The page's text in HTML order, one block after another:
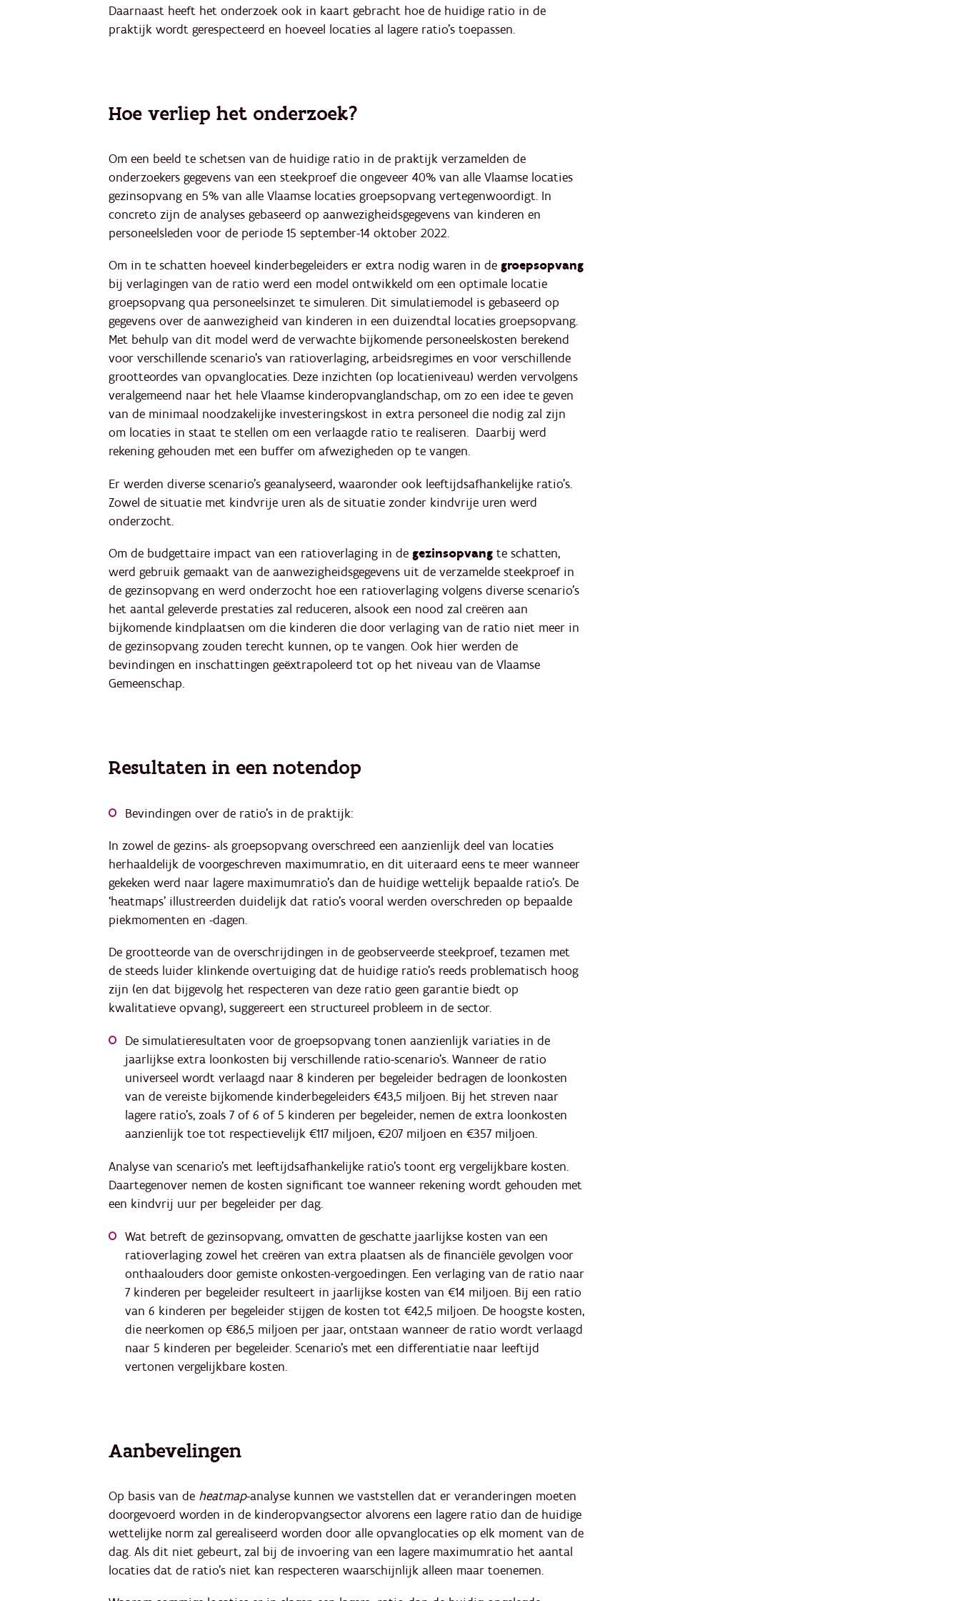
Daarnaast heeft het onderzoek ook in kaart gebracht hoe de huidige ratio in de
praktijk wordt gerespecteerd en hoeveel locaties al lagere ratio’s toepassen.
Hoe verliep het onderzoek?
Om een beeld te schetsen van de huidige ratio in de praktijk verzamelden de
onderzoekers gegevens van een steekproef die ongeveer 40% van alle Vlaamse locaties
gezinsopvang en 5% van alle Vlaamse locaties groepsopvang vertegenwoordigt. In
concreto zijn de analyses gebaseerd op aanwezigheidsgegevens van kinderen en
personeelsleden voor de periode 15 september-14 oktober 2022.
Om in te schatten hoeveel kinderbegeleiders er extra nodig waren in de groepsopvang
bij verlagingen van de ratio werd een model ontwikkeld om een optimale locatie
groepsopvang qua personeelsinzet te simuleren. Dit simulatiemodel is gebaseerd op
gegevens over de aanwezigheid van kinderen in een duizendtal locaties groepsopvang­.
Met behulp van dit model werd de verwachte bijkomende personeelskosten berekend
voor verschillende scenario's van ratioverlaging, arbeids­regimes en voor verschillende
grootteordes van opvanglocaties. Deze inzichten (op locatieniveau) werden vervolgens
veralgemeend naar het hele Vlaamse kinderopvanglandschap, om zo een idee te geven
van de minimaal noodzakelijke investeringskost in extra personeel die nodig zal zijn
om locaties in staat te stellen om een verlaagde ratio te realiseren. Daarbij werd
rekening gehouden met een buffer om afwezigheden op te vangen.
Er werden diverse scenario’s geanalyseerd, waaronder ook leeftijdsafhankelijke ratio’s.
Zowel de situatie met kindvrije uren als de situatie zonder kindvrije uren werd
onderzocht.
Om de budgettaire impact van een ratioverlaging in de gezinsopvang te schatten,
werd gebruik gemaakt van de aanwezigheidsgegevens uit de verzamelde steekproef in
de gezinsopvang en werd onderzocht hoe een ratioverlaging volgens diverse scenario’s
het aantal geleverde prestaties zal reduceren, alsook een nood zal creëren aan
bijkomende kindplaatsen om die kinderen die door verlaging van de ratio niet meer in
de gezinsopvang zouden terecht kunnen, op te vangen. Ook hier werden de
bevindingen en inschattingen geëxtrapoleerd tot op het niveau van de Vlaamse
Gemeenschap.
Resultaten in een notendop
Bevindingen over de ratio’s in de praktijk:
In zowel de gezins- als groepsopvang overschreed een aanzienlijk deel van locaties
herhaaldelijk de voorgeschreven maximumratio, en dit uiteraard eens te meer wanneer
gekeken werd naar lagere maximumratio’s dan de huidige wettelijk bepaalde ratio’s. De
‘heatmaps’ illustreerden duidelijk dat ratio’s vooral werden overschreden op bepaalde
piekmomenten en -dagen.
De grootteorde van de overschrijdingen in de geobserveerde steekproef, tezamen met
de steeds luider klinkende overtuiging dat de huidige ratio’s reeds problematisch hoog
zijn (en dat bijgevolg het respecteren van deze ratio geen garantie biedt op
kwalitatieve opvang), suggereert een structureel probleem in de sector.
De simulatieresultaten voor de groepsopvang tonen aanzienlijk variaties in de
jaarlijkse extra loonkosten bij verschillende ratio-scenario’s. Wanneer de ratio
universeel wordt verlaagd naar 8 kinderen per begeleider bedragen de loonkosten
van de vereiste bijkomende kinderbegeleiders €43,5 miljoen. Bij het streven naar
lagere ratio's, zoals 7 of 6 of 5 kinderen per begeleider, nemen de extra loonkosten
aanzienlijk toe tot respectievelijk €117 miljoen, €207 miljoen en €357 miljoen.
Analyse van scenario's met leeftijdsafhankelijke ratio’s toont erg vergelijkbare kosten.
Daartegenover nemen de kosten significant toe wanneer rekening wordt gehouden met
een kindvrij uur per begeleider per dag.
Wat betreft de gezinsopvang, omvatten de geschatte jaarlijkse kosten van een
ratioverlaging zowel het creëren van extra plaatsen als de financiële gevolgen voor
onthaalouders door gemiste onkosten-vergoedingen. Een verlaging van de ratio naar
7 kinderen per begeleider resulteert in jaarlijkse kosten van €14 miljoen. Bij een ratio
van 6 kinderen per begeleider stijgen de kosten tot €42,5 miljoen. De hoogste kosten,
die neerkomen op €86,5 miljoen per jaar, ontstaan wanneer de ratio wordt verlaagd
naar 5 kinderen per begeleider. Scenario's met een differentiatie naar leeftijd
vertonen vergelijkbare kosten.
Aanbevelingen
Op basis van de heatmap-analyse kunnen we vaststellen dat er veranderingen moeten
doorgevoerd worden in de kinderopvangsector alvorens een lagere ratio dan de huidige
wettelijke norm zal gerealiseerd worden door alle opvanglocaties op elk moment van de
dag. Als dit niet gebeurt, zal bij de invoering van een lagere maximumratio het aantal
locaties dat de ratio's niet kan respecteren waarschijnlijk alleen maar toenemen.